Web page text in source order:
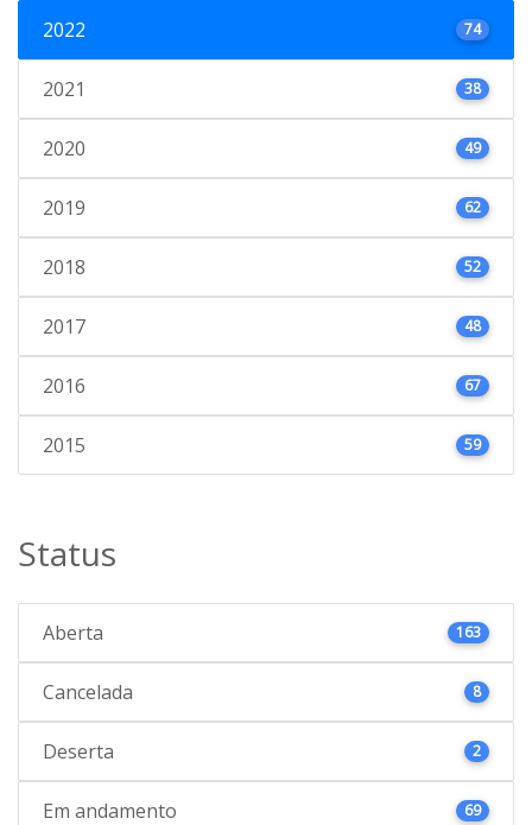
2022 74
2021 38
2020 49
2019 62
2018 52
2017 48
2016 67
2015 59
Status
Aberta 163
Cancelada 8
Deserta 2
Em andamento 69